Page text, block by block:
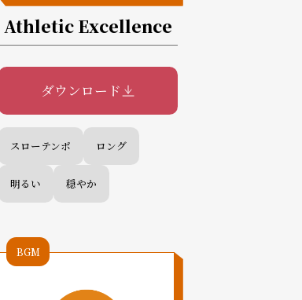
Athletic Excellence
ダウンロード
スローテンポ ロング
明るい 穏やか
BGM